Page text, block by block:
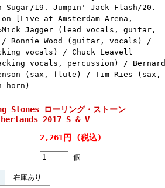
Sugar/19. Jumpin' Jack Flash/20.
[Live at Amsterdam Arena,
◇Mick Jagger (lead vocals, guitar,
Ronnie Wood (guitar, vocals) /
vocals) / Chuck Leavell
vocals, percussion) / Bernard
(sax, flute) / Tim Ries (sax,
horn)
Stones ローリング・ストーン
2017 S & V
2,261円 (税込)
個
在庫あり